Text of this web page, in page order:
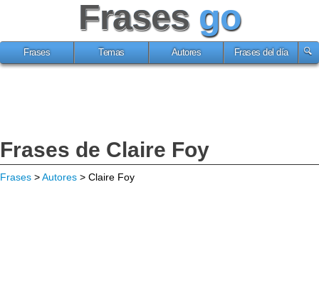
Frases go
Frases Temas Autores Frases del día
Frases de Claire Foy
Frases >Autores > Claire Foy